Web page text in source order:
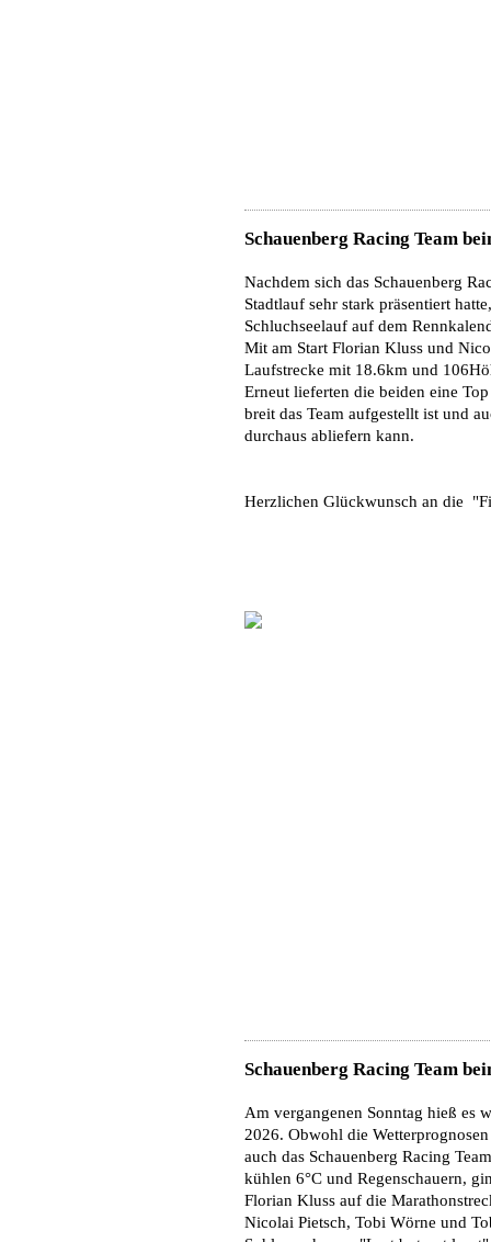
Schauenberg Racing Team
Nachdem sich das Schauenberg
Stadtlauf sehr stark präsentiert
Schluchseelauf auf dem
Mit am Start Florian Kluss und
Laufstrecke mit 18.6km und
Erneut lieferten die beiden eine
breit das Team aufgestellt ist und
durchaus abliefern kann.
Herzlichen Glückwunsch an die
Schauenberg Racing Team
Am vergangenen Sonntag hieß es
2026. Obwohl die
auch das Schauenberg Racing
kühlen 6°C und Regenschauern,
Florian Kluss auf die
Nicolai Pietsch, Tobi Wörne und